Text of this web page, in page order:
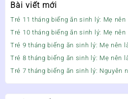
Bài viết mới
Trẻ 11 tháng biếng ăn sinh lý: Mẹ nên
Trẻ 10 tháng biếng ăn sinh lý: Mẹ nên
Trẻ 9 tháng biếng ăn sinh lý: Mẹ nên
Trẻ 8 tháng biếng ăn sinh lý: Mẹ nên
Trẻ 7 tháng biếng ăn sinh lý: Nguyên